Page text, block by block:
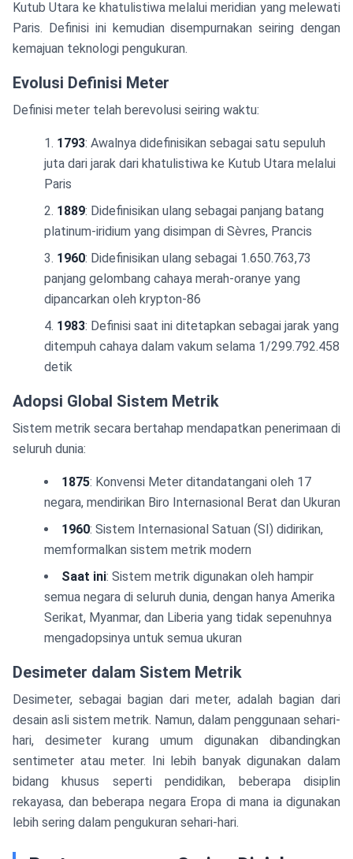
Kutub Utara ke khatulistiwa melalui meridian yang melewati
Paris. Definisi ini kemudian disempurnakan seiring dengan
kemajuan teknologi pengukuran.
Evolusi Definisi Meter
Definisi meter telah berevolusi seiring waktu:
1793: Awalnya didefinisikan sebagai satu sepuluh
juta dari jarak dari khatulistiwa ke Kutub Utara melalui
Paris
1889: Didefinisikan ulang sebagai panjang batang
platinum-iridium yang disimpan di Sèvres, Prancis
1960: Didefinisikan ulang sebagai 1.650.763,73
panjang gelombang cahaya merah-oranye yang
dipancarkan oleh krypton-86
1983: Definisi saat ini ditetapkan sebagai jarak yang
ditempuh cahaya dalam vakum selama 1/299.792.458
detik
Adopsi Global Sistem Metrik
Sistem metrik secara bertahap mendapatkan penerimaan di
seluruh dunia:
1875: Konvensi Meter ditandatangani oleh 17
negara, mendirikan Biro Internasional Berat dan Ukuran
1960: Sistem Internasional Satuan (SI) didirikan,
memformalkan sistem metrik modern
Saat ini: Sistem metrik digunakan oleh hampir
semua negara di seluruh dunia, dengan hanya Amerika
Serikat, Myanmar, dan Liberia yang tidak sepenuhnya
mengadopsinya untuk semua ukuran
Desimeter dalam Sistem Metrik
Desimeter, sebagai bagian dari meter, adalah bagian dari
desain asli sistem metrik. Namun, dalam penggunaan sehari-
hari, desimeter kurang umum digunakan dibandingkan
sentimeter atau meter. Ini lebih banyak digunakan dalam
bidang khusus seperti pendidikan, beberapa disiplin
rekayasa, dan beberapa negara Eropa di mana ia digunakan
lebih sering dalam pengukuran sehari-hari.